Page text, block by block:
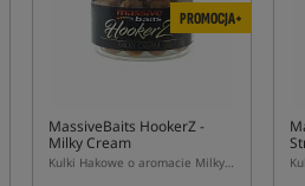
PROMOCJA+
MassiveBaits HookerZ -
Milky Cream
Kulki Hakowe o aromacie Milky Cream